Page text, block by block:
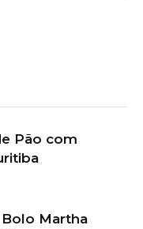
Pão com
Bolo Martha